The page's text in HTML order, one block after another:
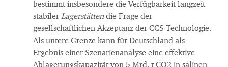
bestimmt insbesondere die Verfügbarkeit langzeit-
stabiler Lagerstätten die Frage der
gesellschaftlichen Akzeptanz der CCS-Technologie.
Als untere Grenze kann für Deutschland als
Ergebnis einer Szenarienanalyse eine effektive